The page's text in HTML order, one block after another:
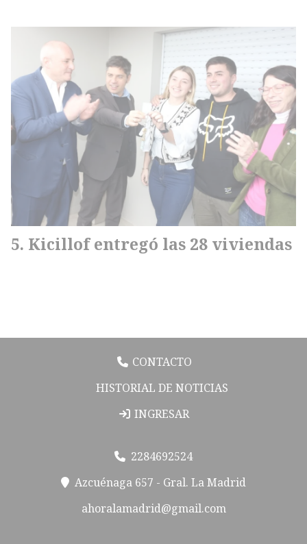
Kicillof entregó las 28 viviendas
CONTACTO
HISTORIAL DE NOTICIAS
INGRESAR
2284692524
Azcuénaga 657 - Gral. La Madrid
ahoralamadrid@gmail.com